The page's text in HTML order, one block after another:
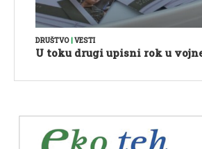
DRUŠTVO VESTI
U toku drugi upisni rok u